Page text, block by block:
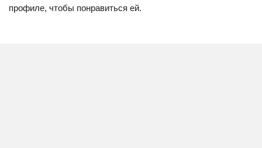
профиле, чтобы понравиться ей.